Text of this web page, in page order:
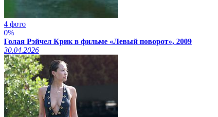
4 фото
0%
Голая Рэйчел Крик в фильме «Левый поворот», 2009
30.04.2026